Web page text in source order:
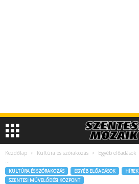
Kezdőlap Kultúra és szórakozás Egyéb előadások
…
KULTÚRA ÉS SZÓRAKOZÁS EGYÉB ELŐADÁSOK HÍREK
SZENTESI MŰVELŐDÉSI KÖZPONT